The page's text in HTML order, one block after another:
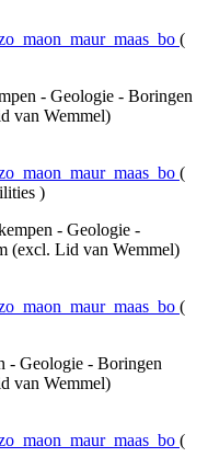
(
- Geologie - Boringen
van Wemmel)
(
)
- Geologie -
(excl. Lid van Wemmel)
(
- Geologie - Boringen
van Wemmel)
(